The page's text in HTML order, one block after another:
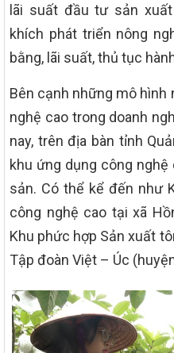
lãi suất đầu tư sản
khích phát triển nông
bằng, lãi suất, thủ tục
Bên cạnh những mô hình
nghệ cao trong doanh
nay, trên địa bàn tỉnh
khu ứng dụng công
sản. Có thể kể đến như
công nghệ cao tại xã
Khu phức hợp Sản xuất
Tập đoàn Việt – Úc